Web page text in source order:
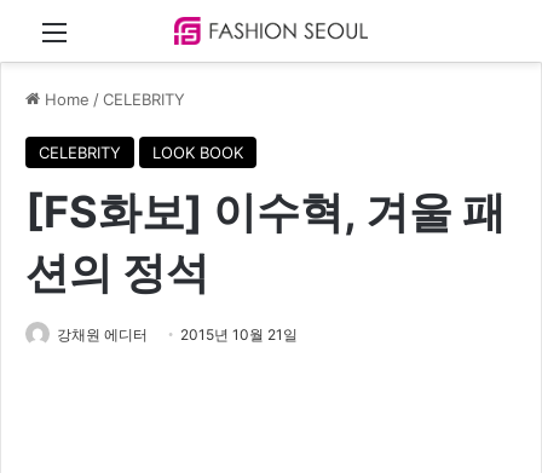
Home /CELEBRITY
CELEBRITY LOOK BOOK
[FS화보] 이수혁, 겨울 패
션의 정석
강채원 에디터 2015년 10월 21일